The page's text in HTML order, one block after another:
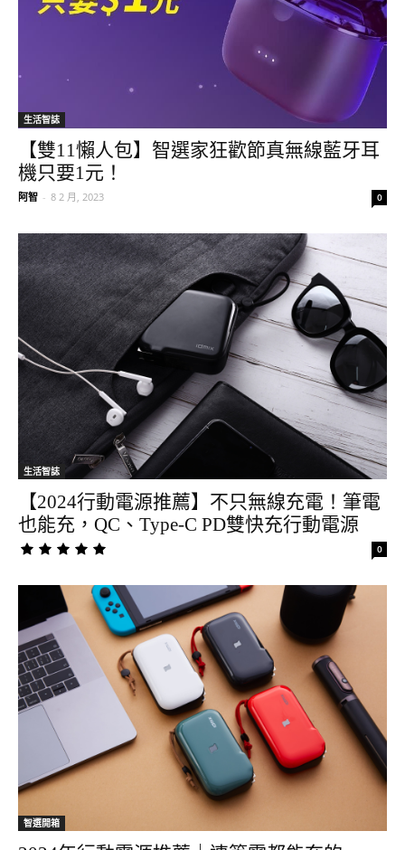
生活智誌
【雙11懶人包】智選家狂歡節真無線藍牙耳
機只要1元！
阿智 - 8 2 月, 2023 0
生活智誌
【2024行動電源推薦】不只無線充電！筆電
也能充，QC、Type-C PD雙快充行動電源
0
智選開箱